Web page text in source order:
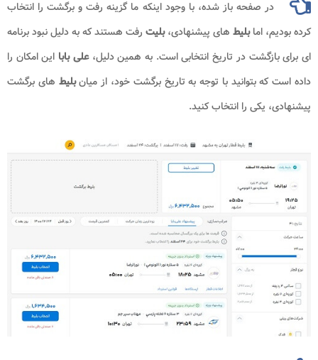
در صفحه باز شده، با وجود اینکه ما گزینه رفت و برگشت را انتخاب
امابلیطهای پیشنهادی،بلیترفت هستند که به دلیل نبود برنامه
در تاریخ انتخابی است. به همین دلیل،علی بابااین امکان را
بتوانید با توجه به تاریخ برگشت خود، از میانبلیط های برگشت
یکی را انتخاب کنید.